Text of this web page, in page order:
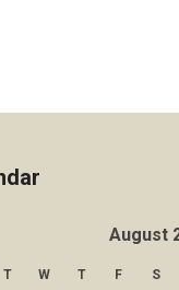
August
T W T F S